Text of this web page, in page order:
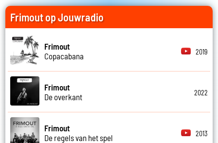
Frimout op Jouwradio
Frimout
Copacabana
2019
Frimout
De overkant
2022
Frimout
De regels van het spel
2013